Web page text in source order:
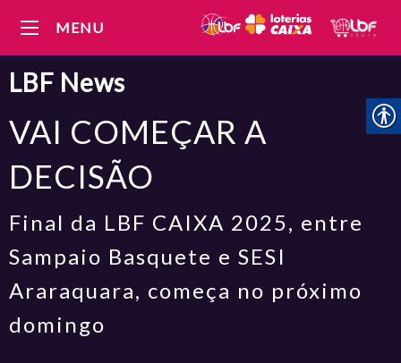
MENU
LBF News
VAI COMEÇAR A
DECISÃO
Final da LBF CAIXA 2025, entre
Sampaio Basquete e SESI
Araraquara, começa no próximo
domingo